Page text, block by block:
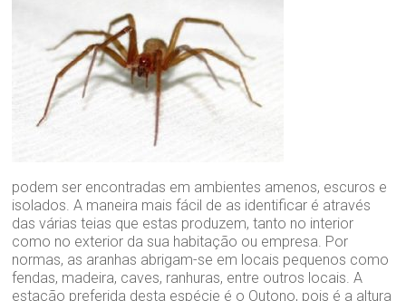
podem ser encontradas em ambientes amenos, escuros e
isolados. A maneira mais fácil de as identificar é através
das várias teias que estas produzem, tanto no interior
como no exterior da sua habitação ou empresa. Por
normas, as aranhas abrigam-se em locais pequenos como
fendas, madeira, caves, ranhuras, entre outros locais. A
estação preferida desta espécie é o Outono, pois é a altura